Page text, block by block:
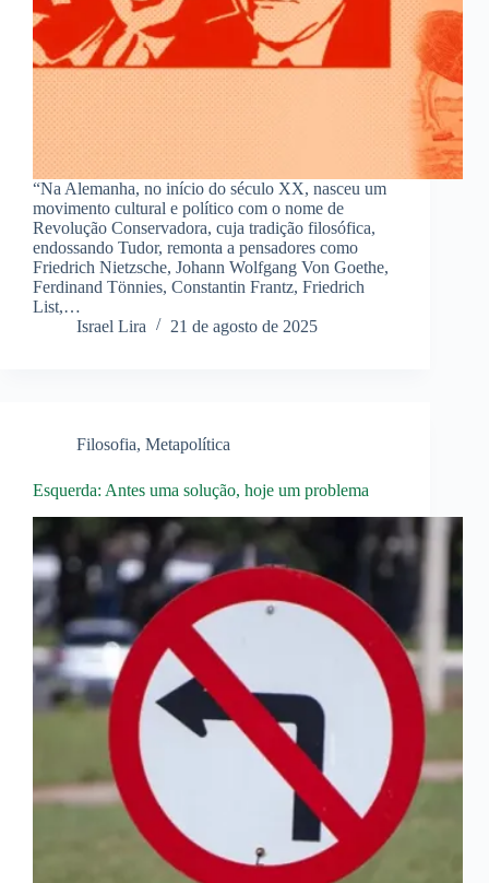
“Na Alemanha, no início do século XX, nasceu um
movimento cultural e político com o nome de
Revolução Conservadora, cuja tradição filosófica,
endossando Tudor, remonta a pensadores como
Friedrich Nietzsche, Johann Wolfgang Von Goethe,
Ferdinand Tönnies, Constantin Frantz, Friedrich
List,…
Israel Lira
21 de agosto de 2025
Filosofia, Metapolítica
Esquerda: Antes uma solução, hoje um problema